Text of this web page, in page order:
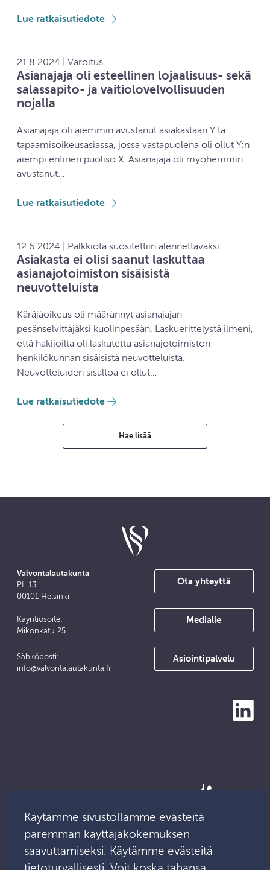
Lue ratkaisutiedote
21.8.2024 | Varoitus
Asianajaja oli esteellinen lojaalisuus- sekä
salassapito- ja vaitiolovelvollisuuden
nojalla
Asianajaja oli aiemmin avustanut asiakastaan Y:tä
tapaamisoikeusasiassa, jossa vastapuolena oli ollut Y:n
aiempi entinen puoliso X. Asianajaja oli myöhemmin
avustanut…
Lue ratkaisutiedote
12.6.2024 | Palkkiota suositettiin alennettavaksi
Asiakasta ei olisi saanut laskuttaa
asianajotoimiston sisäisistä
neuvotteluista
Käräjäoikeus oli määrännyt asianajajan
pesänselvittäjäksi kuolinpesään. Laskuerittelystä ilmeni,
että hakijoilta oli laskutettu asianajotoimiston
henkilökunnan sisäisistä neuvotteluista.
Neuvotteluiden sisältöä ei ollut…
Lue ratkaisutiedote
Hae lisää
Valvontalautakunta
PL 13
00101 Helsinki
Käyntiosoite:
Mikonkatu 25
Sähköposti:
info@valvontalautakunta.fi
Ota yhteyttä
Medialle
Asiointipalvelu
Käytämme sivustollamme evästeitä
paremman käyttäjäkokemuksen
saavuttamiseksi. Käytämme evästeitä